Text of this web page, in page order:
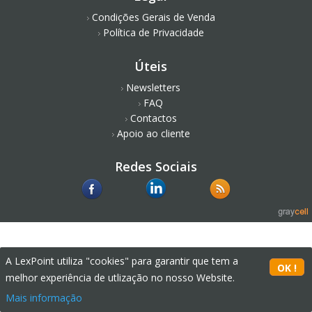
Condições Gerais de Venda
Política de Privacidade
Úteis
Newsletters
FAQ
Contactos
Apoio ao cliente
Redes Sociais
A LexPoint utiliza "cookies" para garantir que tem a
melhor experiência de utlização no nosso Website.
Mais informação